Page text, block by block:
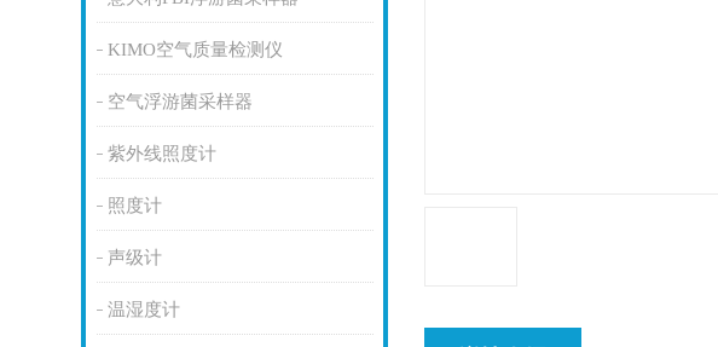
KIMO空气质量检测仪
空气浮游菌采样器
紫外线照度计
照度计
声级计
温湿度计